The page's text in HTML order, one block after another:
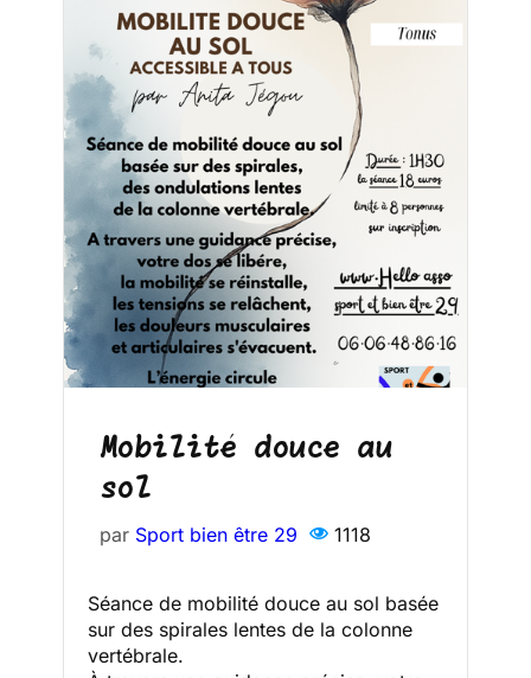
Mobilité douce au
sol
par Sport bien être 29 1118
Séance de mobilité douce au sol basée
sur des spirales lentes de la colonne
vertébrale.